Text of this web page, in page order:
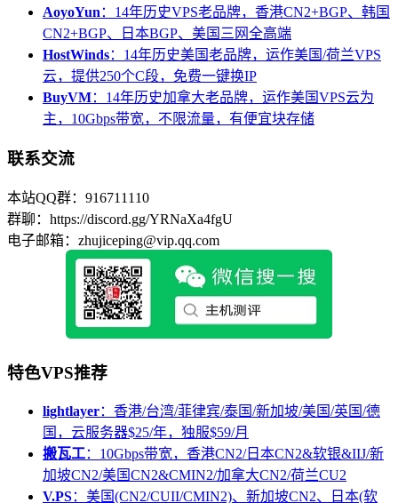
AoyoYun：14年历史VPS老品牌，香港CN2+BGP、韩国
CN2+BGP、日本BGP、美国三网全高端
HostWinds：14年历史美国老品牌，运作美国/荷兰VPS
云，提供250个C段，免费一键换IP
BuyVM：14年历史加拿大老品牌，运作美国VPS云为
主，10Gbps带宽，不限流量，有便宜块存储
联系交流
本站QQ群：916711110
群聊：https://discord.gg/YRNaXa4fgU
电子邮箱：zhujiceping@vip.qq.com
特色VPS推荐
lightlayer：香港/台湾/菲律宾/泰国/新加坡/美国/英国/德
国，云服务器$25/年，独服$59/月
搬瓦工：10Gbps带宽，香港CN2/日本CN2&软银&IIJ/新
加坡CN2/美国CN2&CMIN2/加拿大CN2/荷兰CU2
V.PS：美国(CN2/CUII/CMIN2)、新加坡CN2、日本(软